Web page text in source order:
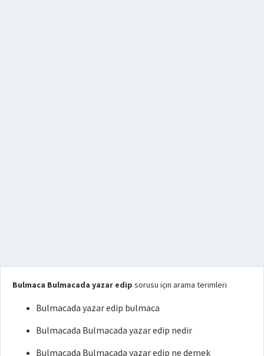
Bulmaca Bulmacada yazar edip sorusu için arama terimleri
Bulmacada yazar edip bulmaca
Bulmacada Bulmacada yazar edip nedir
Bulmacada Bulmacada yazar edip ne demek